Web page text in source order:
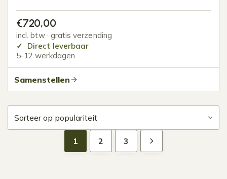
€720,00
incl. btw · gratis verzending
Direct leverbaar
5-12 werkdagen
Samenstellen
1 2 3